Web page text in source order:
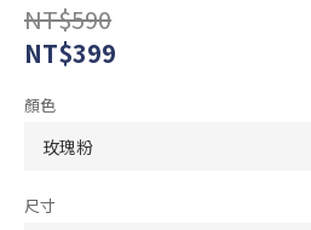
NT$590
NT$399
顏色
尺寸